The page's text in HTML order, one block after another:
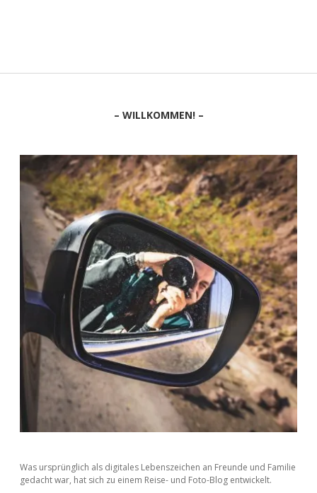
Sidebar– WILLKOMMEN! –
Was ursprünglich als digitales Lebenszeichen an Freunde und Familie
gedacht war, hat sich zu einem Reise- und Foto-Blog entwickelt.